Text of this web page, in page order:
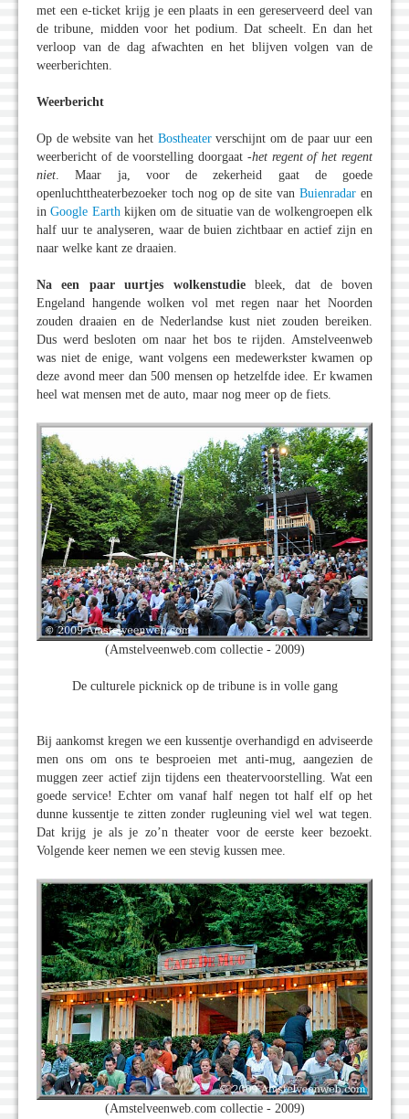
met een e-ticket krijg je een plaats in een gereserveerd deel van
de tribune, midden voor het podium. Dat scheelt. En dan het
verloop van de dag afwachten en het blijven volgen van de
weerberichten.
Weerbericht
Op de website van het Bostheaterverschijnt om de paar uur een
weerbericht of de voorstelling doorgaat -het regent of het regent
niet . Maar ja, voor de zekerheid gaat de goede
openluchttheaterbezoeker toch nog op de site vanBuienradar en
inGoogle Earth kijken om de situatie van de wolkengroepen elk
half uur te analyseren, waar de buien zichtbaar en actief zijn en
naar welke kant ze draaien.
Na een paar uurtjes wolkenstudiebleek, dat de boven
Engeland hangende wolken vol met regen naar het Noorden
zouden draaien en de Nederlandse kust niet zouden bereiken.
Dus werd besloten om naar het bos te rijden. Amstelveenweb
was niet de enige, want volgens een medewerkster kwamen op
deze avond meer dan 500 mensen op hetzelfde idee. Er kwamen
heel wat mensen met de auto, maar nog meer op de fiets.
(Amstelveenweb.com collectie - 2009)
De culturele picknick op de tribune is in volle gang
Bij aankomst kregen we een kussentje overhandigd en adviseerde
men ons om ons te besproeien met anti-mug, aangezien de
muggen zeer actief zijn tijdens een theatervoorstelling. Wat een
goede service! Echter om vanaf half negen tot half elf op het
dunne kussentje te zitten zonder rugleuning viel wel wat tegen.
Dat krijg je als je zo’n theater voor de eerste keer bezoekt.
Volgende keer nemen we een stevig kussen mee.
(Amstelveenweb.com collectie - 2009)